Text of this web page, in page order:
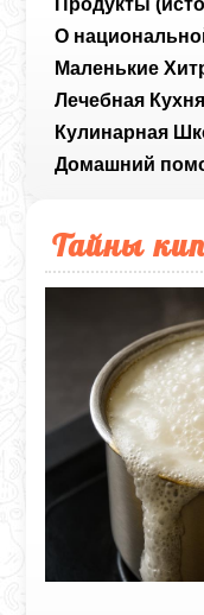
Продукты
О
Маленькие
Лечебная Кухня
Кулинарная
Домашний
Тайны